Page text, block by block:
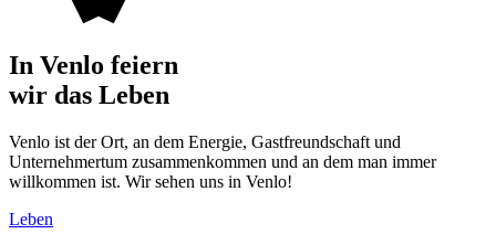
In Venlo feiern
wir das Leben
Venlo ist der Ort, an dem Energie, Gastfreundschaft und
Unternehmertum zusammenkommen und an dem man immer
willkommen ist. Wir sehen uns in Venlo!
Leben